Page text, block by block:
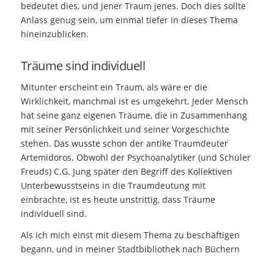
bedeutet dies, und jener Traum jenes. Doch dies sollte
Anlass genug sein, um einmal tiefer in dieses Thema
hineinzublicken.
Träume sind individuell
Mitunter erscheint ein Traum, als wäre er die
Wirklichkeit, manchmal ist es umgekehrt. Jeder Mensch
hat seine ganz eigenen Träume, die in Zusammenhang
mit seiner Persönlichkeit und seiner Vorgeschichte
stehen. Das wusste schon der antike Traumdeuter
Artemidoros. Obwohl der Psychoanalytiker (und Schüler
Freuds) C.G. Jung später den Begriff des Kollektiven
Unterbewusstseins in die Traumdeutung mit
einbrachte, ist es heute unstrittig, dass Träume
individuell sind.
Als ich mich einst mit diesem Thema zu beschäftigen
begann, und in meiner Stadtbibliothek nach Büchern